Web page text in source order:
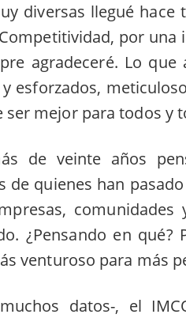
diversas llegué
por una
agradeceré. Lo
esforzados,
ser mejor para todos y
de veinte años
de quienes han
¿Pensando en
venturoso para más
datos-, el